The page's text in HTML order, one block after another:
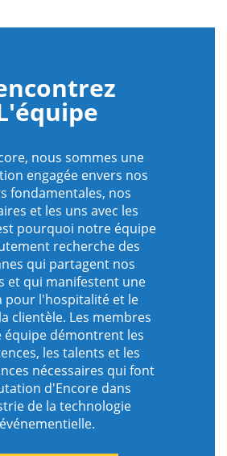
nous sommes une
engagée envers nos
fondamentales, nos
et les uns avec les
pourquoi notre équipe
recherche des
qui partagent nos
et qui manifestent une
pour l'hospitalité et le
clientèle. Les membres
équipe démontrent les
les talents et les
nécessaires qui font
d'Encore dans
de la technologie
événementielle.